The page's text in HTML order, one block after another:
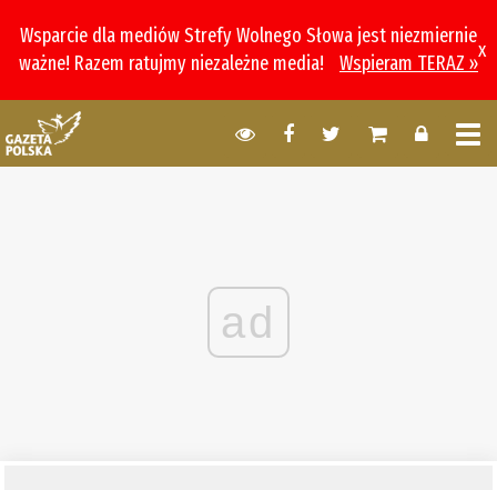
Wsparcie dla mediów Strefy Wolnego Słowa jest niezmiernie
ważne! Razem ratujmy niezależne media!
Wspieram TERAZ »
x
ad